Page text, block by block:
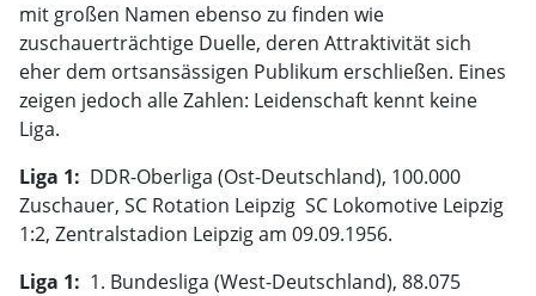
mit großen Namen ebenso zu finden wie
zuschauerträchtige Duelle, deren Attraktivität sich
eher dem ortsansässigen Publikum erschließen. Eines
zeigen jedoch alle Zahlen: Leidenschaft kennt keine
Liga.
Liga 1:  DDR-Oberliga (Ost-Deutschland), 100.000
Zuschauer, SC Rotation Leipzig  SC Lokomotive Leipzig
1:2, Zentralstadion Leipzig am 09.09.1956.
Liga 1:  1. Bundesliga (West-Deutschland), 88.075